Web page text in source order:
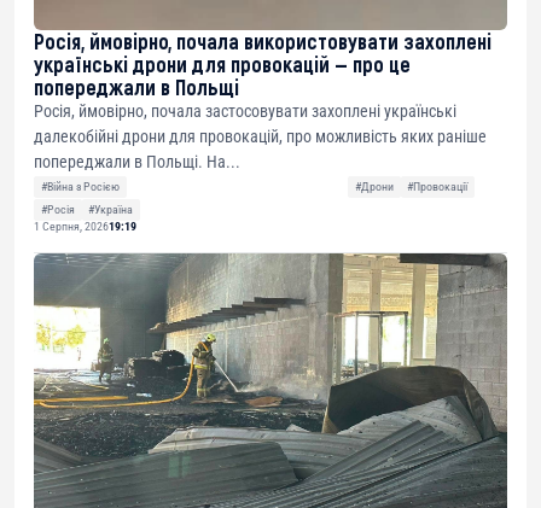
Росія, ймовірно, почала використовувати захоплені
українські дрони для провокацій — про це
попереджали в Польщі
Росія, ймовірно, почала застосовувати захоплені українські
далекобійні дрони для провокацій, про можливість яких раніше
попереджали в Польщі. На...
#Війна з Росією #Дрони
#Провокації
#Росія
#Україна
1 Серпня, 202619:19